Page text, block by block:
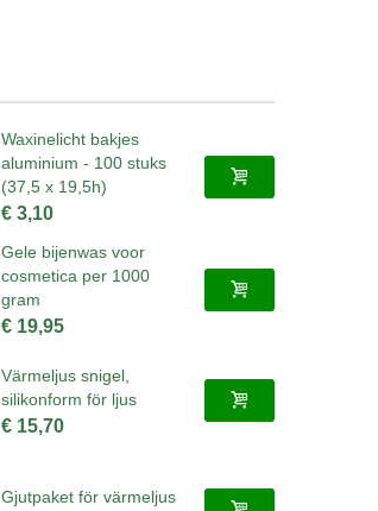
Waxinelicht bakjes
aluminium - 100 stuks
(37,5 x 19,5h)
€ 3,10
Gele bijenwas voor
cosmetica per 1000
gram
€ 19,95
Värmeljus snigel,
silikonform för ljus
€ 15,70
Gjutpaket för värmeljus